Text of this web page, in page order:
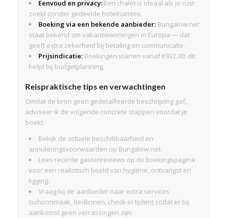
Eenvoud en privacy:Een chalet is ideaal als je rust
zoekt zonder gedeelde hotelruimtes.
Boeking via een bekende aanbieder:Bungalow.net
staat bekend om vakantiewoningen in Europa — dat
geeft extra zekerheid bij betaling en communicatie.
Prijsindicatie:Boekingen starten vanaf €932,00; dit
helpt bij budgetplanning.
Reispraktische tips en verwachtingen
Omdat de bron geen gedetailleerde beschrijving gaf,
adviseer ik de volgende concrete stappen voordat je
boekt:
Bekijk de actuele beschikbaarheid en
annuleringsvoorwaarden op Bungalow.net.
Lees recente gastenreviews op de boekingspagina
voor een realistisch beeld van hygiëne, ontvangst en
ligging.
Vraag bij de aanbieder naar extra services
(schoonmaak, bedlinnen, check-in tijden) zodat er bij
aankomst geen verrassingen zijn.